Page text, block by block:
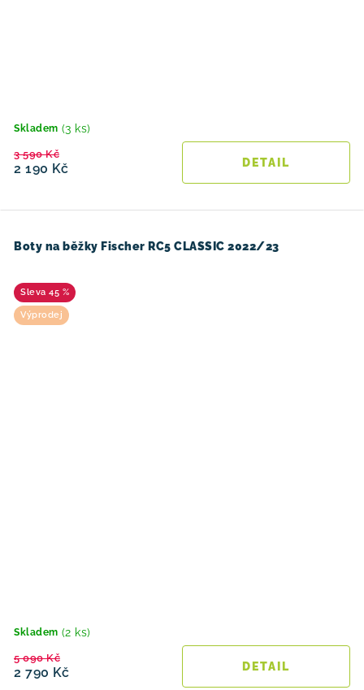
Skladem (3 ks)
2 190 Kč
3 590 Kč
Boty na běžky Fischer RC5 CLASSIC 2022/23
45 %
Výprodej
Skladem (2 ks)
2 790 Kč
5 090 Kč